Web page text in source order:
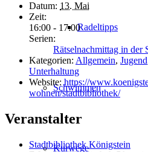
Radeltipps
Schwimmen
Kurwege
Datum: 13. Mai
Zeit:
16:00 - 17:00
Serien:
Rätselnachmittag in der
Kategorien: Allgemein, Jugend
Unterhaltung
Website: https://
wohnen/stadtbibliothek/
Veranstalter
Stadtbibliothek Königstein